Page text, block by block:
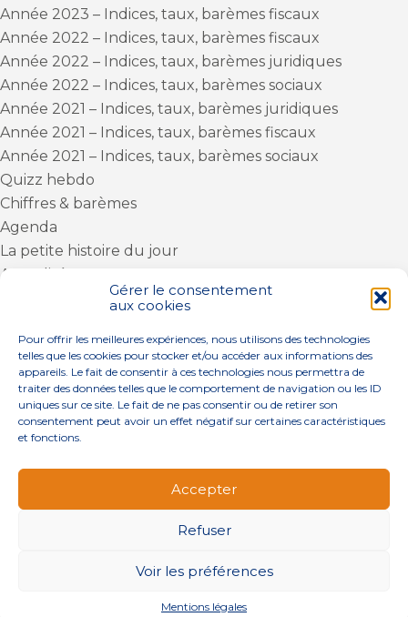
Gérer le consentement
aux cookies
Pour offrir les meilleures expériences, nous utilisons des technologies
telles que les cookies pour stocker et/ou accéder aux informations des
appareils. Le fait de consentir à ces technologies nous permettra de
traiter des données telles que le comportement de navigation ou les ID
uniques sur ce site. Le fait de ne pas consentir ou de retirer son
consentement peut avoir un effet négatif sur certaines caractéristiques
et fonctions.
Accepter
Refuser
Voir les préférences
Mentions légales
Année 2023 – Indices, taux, barèmes fiscaux
Année 2022 – Indices, taux, barèmes fiscaux
Année 2022 – Indices, taux, barèmes juridiques
Année 2022 – Indices, taux, barèmes sociaux
Année 2021 – Indices, taux, barèmes juridiques
Année 2021 – Indices, taux, barèmes fiscaux
Année 2021 – Indices, taux, barèmes sociaux
Quizz hebdo
Chiffres & barèmes
Agenda
La petite histoire du jour
Actualités
Actu Sociale
Actu Juridique
ARTICLES RÉCENTS
Transfert du recouvrement des cotisations à l’Urssaf :
Appareils reconditionnés : annulation de la redevance
Industriels : le point sur les dernières évolutions